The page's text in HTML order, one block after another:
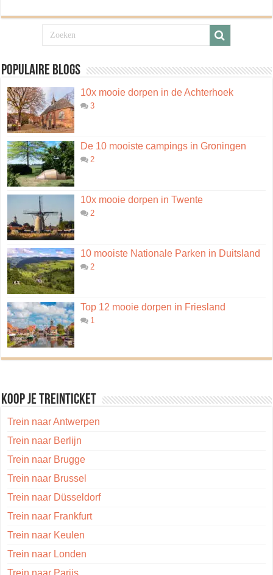
Populaire blogs
10x mooie dorpen in de Achterhoek
3
De 10 mooiste campings in Groningen
2
10x mooie dorpen in Twente
2
10 mooiste Nationale Parken in Duitsland
2
Top 12 mooie dorpen in Friesland
1
Koop je treinticket
Trein naar Antwerpen
Trein naar Berlijn
Trein naar Brugge
Trein naar Brussel
Trein naar Düsseldorf
Trein naar Frankfurt
Trein naar Keulen
Trein naar Londen
Trein naar Parijs